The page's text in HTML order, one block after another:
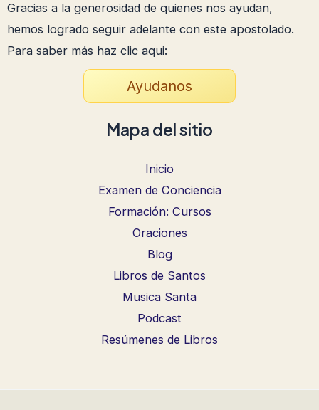
Gracias a la generosidad de quienes nos ayudan,
hemos logrado seguir adelante con este apostolado.
Para saber más haz clic aqui:
Ayudanos
Mapa del sitio
Inicio
Examen de Conciencia
Formación: Cursos
Oraciones
Blog
Libros de Santos
Musica Santa
Podcast
Resúmenes de Libros